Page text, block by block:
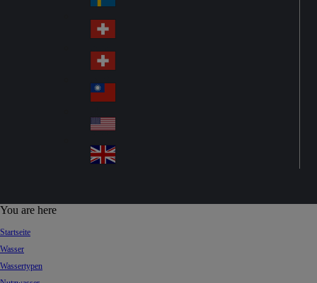
a
Sw
ed
en
Sw
itz
erl
an
d
Sw
itz
erl
an
d
wa
n
A
d
You are here
Startseite
Wasser
Wassertypen